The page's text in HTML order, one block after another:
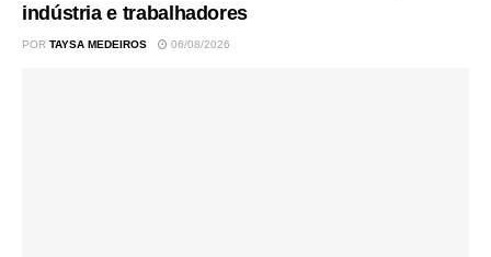
indústria e trabalhadores
POR TAYSA MEDEIROS 06/08/2026